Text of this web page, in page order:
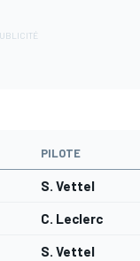
PILOTE
S. Vettel
C. Leclerc
S. Vettel